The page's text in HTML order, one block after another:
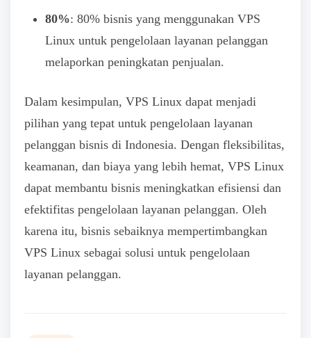
80%: 80% bisnis yang menggunakan VPS
Linux untuk pengelolaan layanan pelanggan
melaporkan peningkatan penjualan.
Dalam kesimpulan, VPS Linux dapat menjadi
pilihan yang tepat untuk pengelolaan layanan
pelanggan bisnis di Indonesia. Dengan fleksibilitas,
keamanan, dan biaya yang lebih hemat, VPS Linux
dapat membantu bisnis meningkatkan efisiensi dan
efektifitas pengelolaan layanan pelanggan. Oleh
karena itu, bisnis sebaiknya mempertimbangkan
VPS Linux sebagai solusi untuk pengelolaan
layanan pelanggan.